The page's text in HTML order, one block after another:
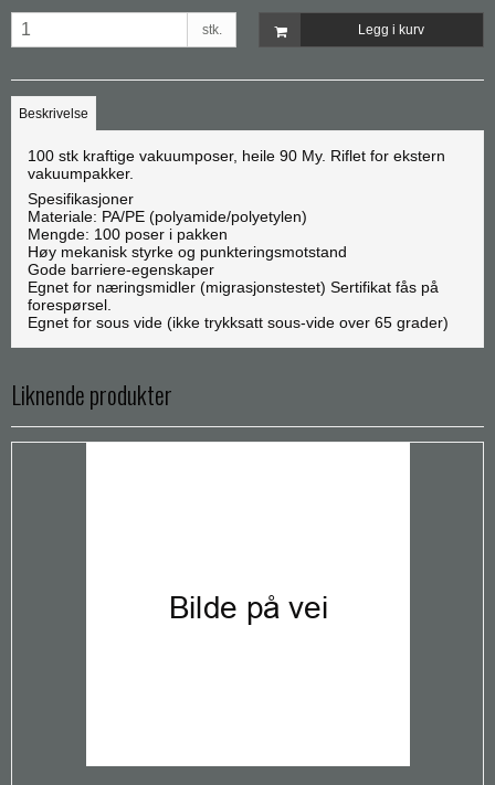
stk. Legg i kurv
Beskrivelse
100 stk kraftige vakuumposer, heile 90 My. Riflet for ekstern
vakuumpakker.
Spesifikasjoner
Materiale: PA/PE (polyamide/polyetylen)
Mengde: 100 poser i pakken
Høy mekanisk styrke og punkteringsmotstand
Gode barriere-egenskaper
Egnet for næringsmidler (migrasjonstestet) Sertifikat fås på
forespørsel.
Egnet for sous vide (ikke trykksatt sous-vide over 65 grader)
Liknende produkter